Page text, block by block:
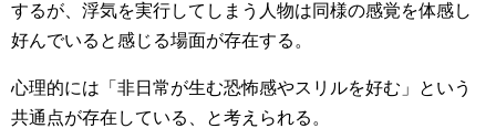
するが、浮気を実行してしまう人物は同様の感覚を体感し
好んでいると感じる場面が存在する。
心理的には「非日常が生む恐怖感やスリルを好む」という
共通点が存在している、と考えられる。